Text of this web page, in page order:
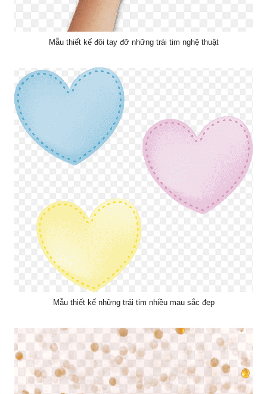
Mẫu thiết kế đôi tay đỡ những trái tim nghệ thuật
Mẫu thiết kế những trái tim nhiều mau sắc đẹp